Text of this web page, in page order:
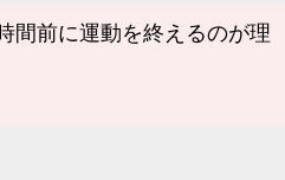
間前に運動を終えるのが理